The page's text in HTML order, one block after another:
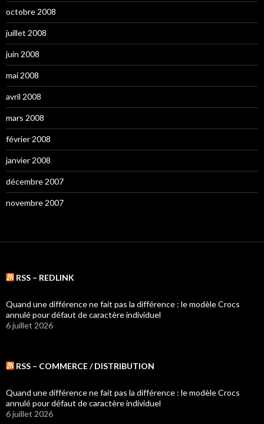
octobre 2008
juillet 2008
juin 2008
mai 2008
avril 2008
mars 2008
février 2008
janvier 2008
décembre 2007
novembre 2007
RSS – REDLINK
Quand une différence ne fait pas la différence : le modèle Crocs
annulé pour défaut de caractère individuel
6 juillet 2026
RSS – COMMERCE / DISTRIBUTION
Quand une différence ne fait pas la différence : le modèle Crocs
annulé pour défaut de caractère individuel
6 juillet 2026